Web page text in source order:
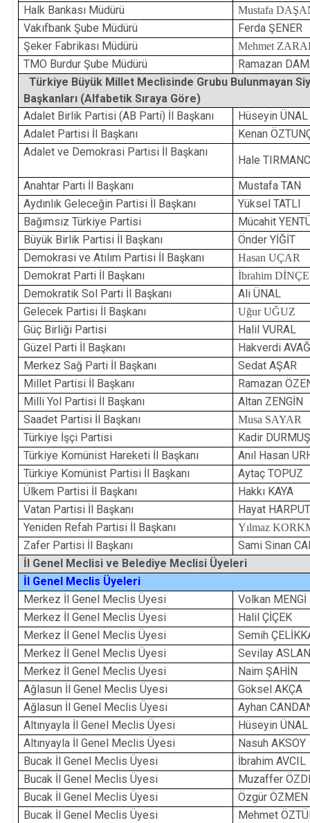
Halk Bankası Müdürü
Mustafa
Vakıfbank Şube Müdürü
Ferda ŞENER
Şeker Fabrikası Müdürü
Mehmet
TMO Burdur Şube Müdürü
Ramazan
Türkiye Büyük Millet Meclisinde Grubu Bulunmayan
Başkanları (Alfabetik Sıraya Göre)
Adalet Birlik Partisi (AB Parti) İl Başkanı
Hüseyin ÜNAL
Adalet Partisi İl Başkanı
Kenan
Adalet ve Demokrasi Partisi İl Başkanı
Hale
Anahtar Parti İl Başkanı
Mustafa TAN
Aydınlık Geleceğin Partisi İl Başkanı
Yüksel TATLI
Bağımsız Türkiye Partisi
Mücahit
Büyük Birlik Partisi İl Başkanı
Önder YİĞİT
Demokrasi ve Atılım Partisi İl Başkanı
Hasan UÇAR
Demokrat Parti İl Başkanı İbrahim
Demokratik Sol Parti İl Başkanı
Ali ÜNAL
Gelecek Partisi İl Başkanı
Uğur UĞUZ
Güç Birliği Partisi
Halil VURAL
Güzel Parti İl Başkanı
Hakverdi
Merkez Sağ Parti İl Başkanı
Sedat AŞAR
Millet Partisi İl Başkanı
Ramazan
Milli Yol Partisi İl Başkanı
Altan ZENGİN
Saadet Partisi İl Başkanı
Musa SAYAR
Türkiye İşçi Partisi
Kadir
Türkiye Komünist Hareketi İl Başkanı
Anıl Hasan
Türkiye Komünist Partisi İl Başkanı
Aytaç TOPUZ
Ülkem Partisi İl Başkanı
Hakkı KAYA
Vatan Partisi İl Başkanı
Hayat
Yeniden Refah Partisi İl Başkanı
Yılmaz
Zafer Partisi İl Başkanı
Sami Sinan
İl Genel Meclisi ve Belediye Meclisi Üyeleri
İl Genel Meclis Üyeleri
Merkez İl Genel Meclis Üyesi
Volkan MENGİ
Merkez İl Genel Meclis Üyesi
Halil ÇİÇEK
Merkez İl Genel Meclis Üyesi
Semih
Merkez İl Genel Meclis Üyesi
Sevilay
Merkez İl Genel Meclis Üyesi
Naim ŞAHİN
Ağlasun İl Genel Meclis Üyesi
Göksel AKÇA
Ağlasun İl Genel Meclis Üyesi
Ayhan
Altınyayla İl Genel Meclis Üyesi
Hüseyin ÜNAL
Altınyayla İl Genel Meclis Üyesi
Nasuh AKSOY
Bucak İl Genel Meclis Üyesi
İbrahim AVCIL
Bucak İl Genel Meclis Üyesi
Muzaffer
Bucak İl Genel Meclis Üyesi
Özgür ÖZMEN
Bucak İl Genel Meclis Üyesi
Mehmet